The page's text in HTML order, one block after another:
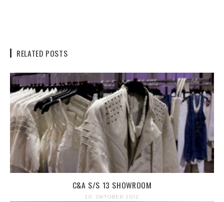
RELATED POSTS
C&A S/S 13 SHOWROOM
20. OKTOBER 2012